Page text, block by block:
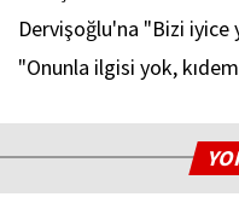
Dervişoğlu'na "Bizi iyice
"Onunla ilgisi yok,